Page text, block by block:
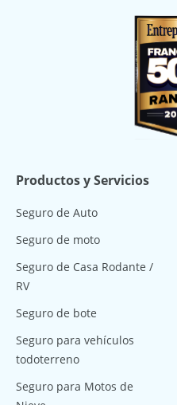
Productos y Servicios
Seguro de Auto
Seguro de moto
Seguro de Casa Rodante /
RV
Seguro de bote
Seguro para vehículos
todoterreno
Seguro para Motos de